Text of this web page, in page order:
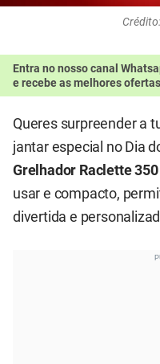
Entra no nosso canal
e recebe as melhores ofertas
Queres surpreender a
jantar especial no Dia
Grelhador Raclette 350
usar e compacto,
divertida e